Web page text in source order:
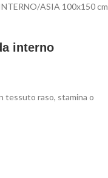
/ASIA 100x150 cm
interno
tessuto raso, stamina o